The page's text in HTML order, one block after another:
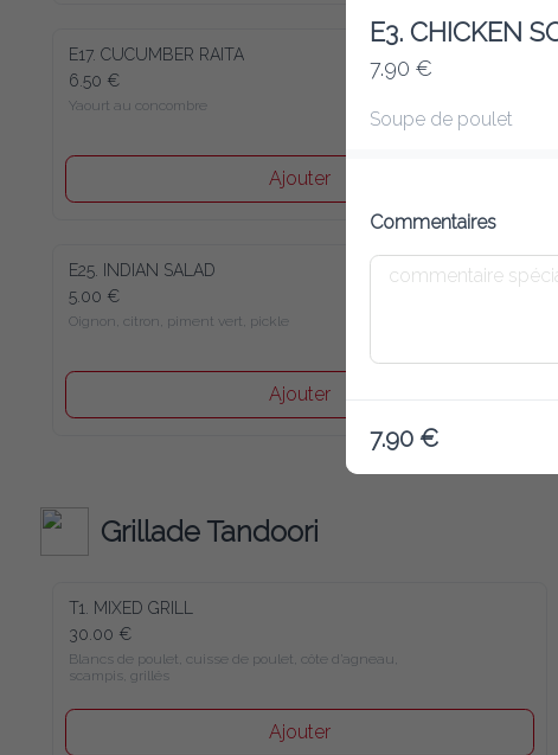
E17. CUCUMBER RAITA
6.50 €
Yaourt au concombre
Ajouter
E25. INDIAN SALAD
5.00 €
Oignon, citron, piment vert, pickle
Ajouter
Grillade Tandoori
T1. MIXED GRILL
30.00 €
Blancs de poulet, cuisse de poulet, côte d’agneau, scampis,
grillés
Ajouter
E3. CHICKEN
7.90 €
Soupe de poulet
Commentaires
7.90 €